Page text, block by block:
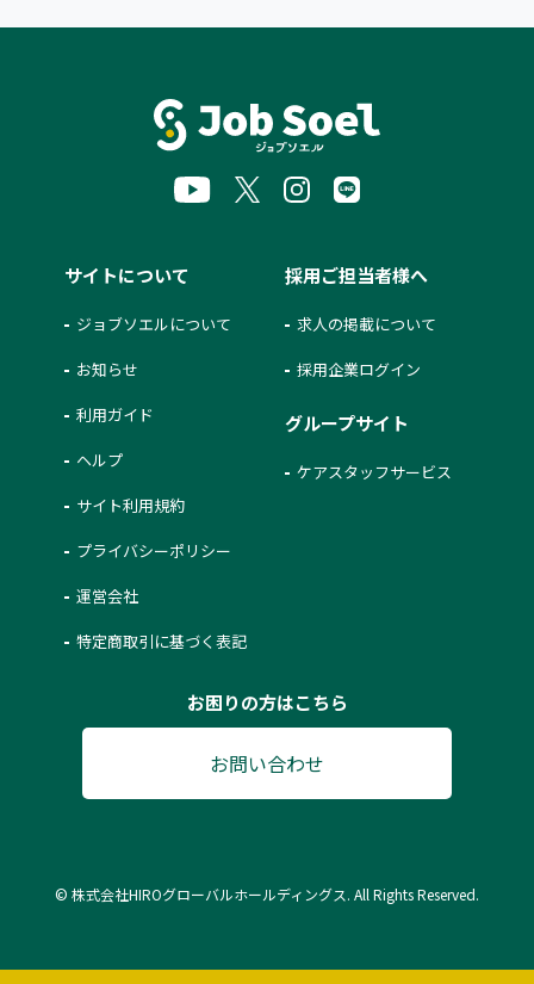
サイトについて
ジョブソエルについて
お知らせ
利用ガイド
ヘルプ
サイト利用規約
プライバシーポリシー
運営会社
特定商取引に基づく表記
採用ご担当者様へ
求人の掲載について
採用企業ログイン
グループサイト
ケアスタッフサービス
お困りの方はこちら
お問い合わせ
© 株式会社HIROグローバルホールディングス. All Rights Reserved.